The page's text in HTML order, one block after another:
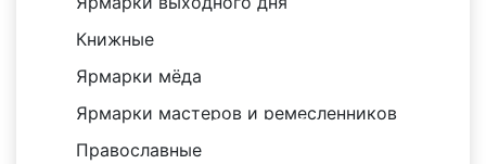
Книжные
Ярмарки мёда
Ярмарки мастеров и ремесленников
Православные